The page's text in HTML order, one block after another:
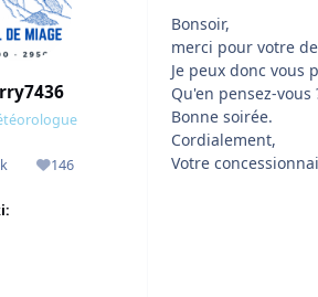
146
Réputation
Bonsoir,
merci pour votre
Je peux donc vous
Qu'en pensez-vous
Bonne soirée.
Cordialement,
Votre